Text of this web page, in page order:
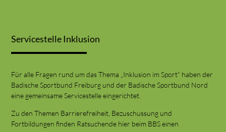
Servicestelle Inklusion
Für alle Fragen rund um das Thema „Inklusion im Sport“ haben der
Badische Sportbund Freiburg und der Badische Sportbund Nord
eine gemeinsame Servicestelle eingerichtet.
Zu den Themen Barrierefreiheit, Bezuschussung und
Fortbildungen finden Ratsuchende hier beim BBS einen